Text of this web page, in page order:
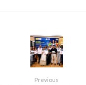
Previous